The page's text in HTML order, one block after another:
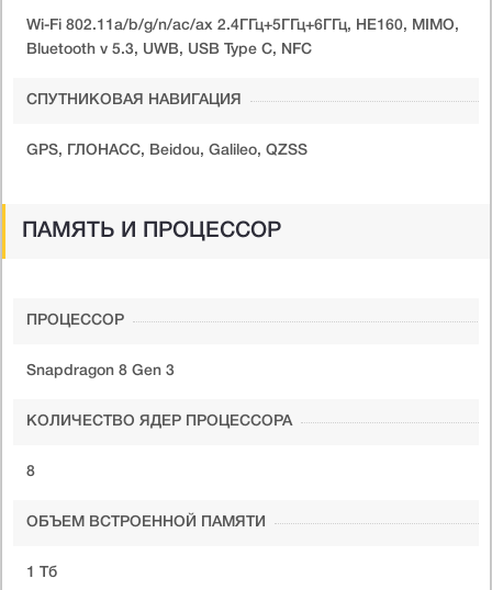
Wi-Fi 802.11a/b/g/n/ac/ax 2.4ГГц+5ГГц+6ГГц, HE160, MIMO,
Bluetooth v 5.3, UWB, USB Type C, NFC
СПУТНИКОВАЯ НАВИГАЦИЯ
GPS, ГЛОНАСС, Beidou, Galileo, QZSS
ПАМЯТЬ И ПРОЦЕССОР
ПРОЦЕССОР
Snapdragon 8 Gen 3
КОЛИЧЕСТВО ЯДЕР ПРОЦЕССОРА
8
ОБЪЕМ ВСТРОЕННОЙ ПАМЯТИ
1 Тб